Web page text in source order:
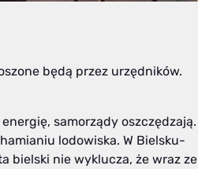
będą przez urzędników.
samorządy oszczędzają.
lodowiska. W Bielsku-
bielski nie wyklucza, że wraz ze